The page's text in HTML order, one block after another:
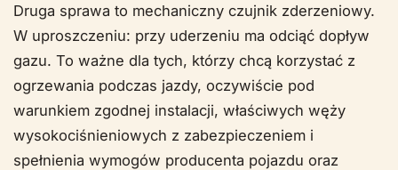
Druga sprawa to mechaniczny czujnik zderzeniowy.
W uproszczeniu: przy uderzeniu ma odciąć dopływ
gazu. To ważne dla tych, którzy chcą korzystać z
ogrzewania podczas jazdy, oczywiście pod
warunkiem zgodnej instalacji, właściwych węży
wysokociśnieniowych z zabezpieczeniem i
spełnienia wymogów producenta pojazdu oraz